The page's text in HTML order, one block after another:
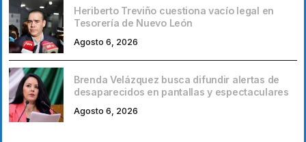
Heriberto Treviño cuestiona vacío legal en
Tesorería de Nuevo León
Agosto 6, 2026
Brenda Velázquez busca difundir alertas de
desaparecidos en pantallas y espectaculares
Agosto 6, 2026